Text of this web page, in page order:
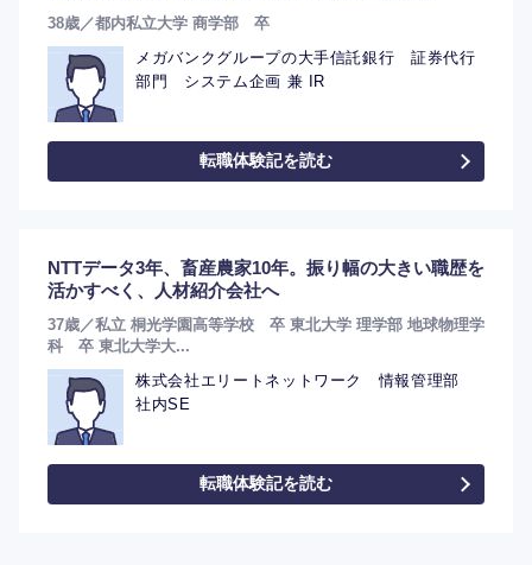
38歳／都内私立大学 商学部 卒
メガバンクグループの大手信託銀行 証券代行
部門 システム企画 兼 IR
転職体験記を読む
NTTデータ3年、畜産農家10年。振り幅の大きい職歴を
活かすべく、人材紹介会社へ
37歳／私立 桐光学園高等学校 卒 東北大学 理学部 地球物理学
科 卒 東北大学大...
株式会社エリートネットワーク 情報管理部
社内SE
転職体験記を読む